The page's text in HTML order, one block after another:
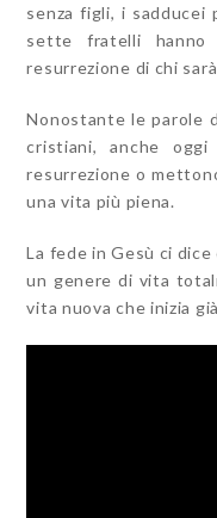
senza figli, i sadducei
sette fratelli hanno
resurrezione di chi
Nonostante le parole
cristiani, anche
resurrezione o
una vita più piena.
La fede in Gesù ci dice
un genere di vita
vita nuova che inizia